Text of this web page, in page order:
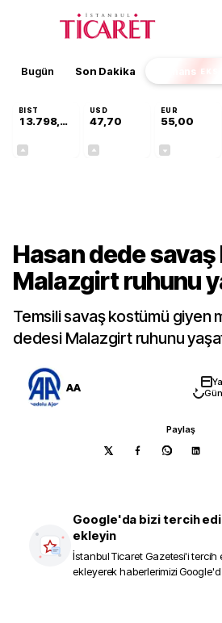
Bugün Son Dakika Finans
BIST
13.798,82
USD
47,70
EUR
55,00
Hasan dede
Malazgirt ruhunu
Temsili savaş kostümü giyen
dedesi Malazgirt ruhunu
AA
Paylaş
Google'da bizi tercih
ekleyin
İstanbul Ticaret Gazetesi'i tercih
ekleyerek haberlerimizi